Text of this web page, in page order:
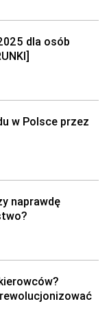
dla osób
w Polsce przez
naprawdę